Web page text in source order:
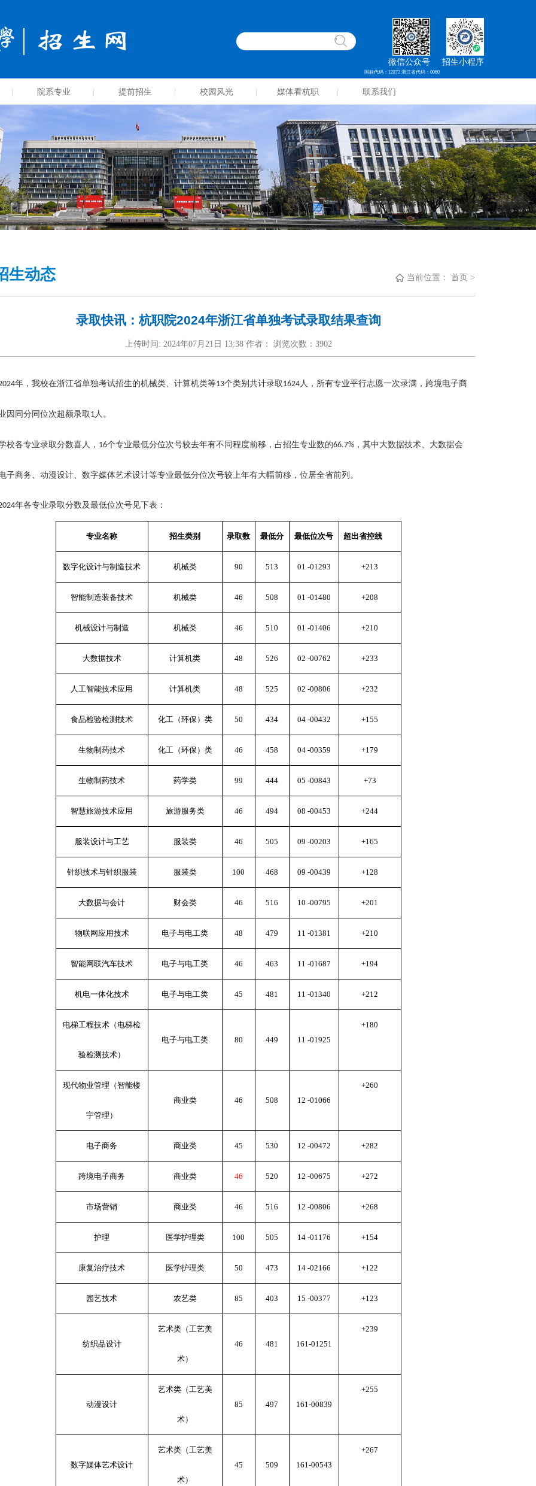
微信公众号 招生小程序
国标代码：12872 浙江省代码：0060
院系专业 提前招生 校园风光 媒体看杭职 联系我们
生动态 当前位置： 首页 >
录取快讯：杭职院2024年浙江省单独考试录取结果查询
上传时间: 2024年07月21日 13:38 作者： 浏览次数： 3902
年，我校在浙江省单独考试招生的机械类、计算机类等13个类别共计录取 1624人，所有专业平行志愿一次录满，跨境电子商
因同分同位次超额录取 1人。
校各专业录取分数喜人， 16个专业最低分位次号较去年有不同程度前移，占招生专业数的66.7% ，其中大数据技术、大数据会
子商务、动漫设计、数字媒体艺术设计等专业最低分位次号较上年有大幅前移，位居全省前列。
年各专业录取分数及最低位次号见下表：
专业名称 招生类别 录取数 最低分 最低位次号 超出省控线
数字化设计与制造技术 机械类 90 513 01 -01293 +213
智能制造装备技术 机械类 46 508 01 -01480 +208
机械设计与制造 机械类 46 510 01 -01406 +210
大数据技术 计算机类 48 526 02 -00762 +233
人工智能技术应用 计算机类 48 525 02 -00806 +232
食品检验检测技术 化工（环保）类 50 434 04 -00432 +155
生物制药技术 化工（环保）类 46 458 04 -00359 +179
生物制药技术 药学类 99 444 05 -00843 +73
智慧旅游技术应用 旅游服务类 46 494 08 -00453 +244
服装设计与工艺 服装类 46 505 09 -00203 +165
针织技术与针织服装 服装类 100 468 09 -00439 +128
大数据与会计 财会类 46 516 10 -00795 +201
物联网应用技术 电子与电工类 48 479 11 -01381 +210
智能网联汽车技术 电子与电工类 46 463 11 -01687 +194
机电一体化技术 电子与电工类 45 481 11 -01340 +212
电梯工程技术（电梯检
验检测技术）
电子与电工类 80 449 11 -01925
+180
现代物业管理（智能楼
宇管理）
商业类 46 508 12 -01066
+260
电子商务 商业类 45 530 12 -00472 +282
跨境电子商务 商业类 46 520 12 -00675 +272
市场营销 商业类 46 516 12 -00806 +268
护理 医学护理类 100 505 14 -01176 +154
康复治疗技术 医学护理类 50 473 14 -02166 +122
园艺技术 农艺类 85 403 15 -00377 +123
纺织品设计
艺术类（工艺美
术）
46 481 161-01251
+239
动漫设计
艺术类（工艺美
术）
85 497 161-00839
+255
数字媒体艺术设计
艺术类（工艺美
术）
45 509 161-00543
+267